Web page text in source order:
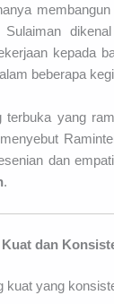
kepada
beberapa
terbuka yang
dan
.
dan
kuat yang